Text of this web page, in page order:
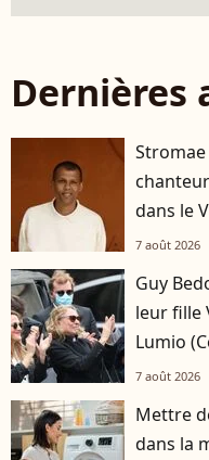
Dernières
dans le
7 août 2026
Guy
leur fille
Lumio
7 août 2026
Mettre
dans la